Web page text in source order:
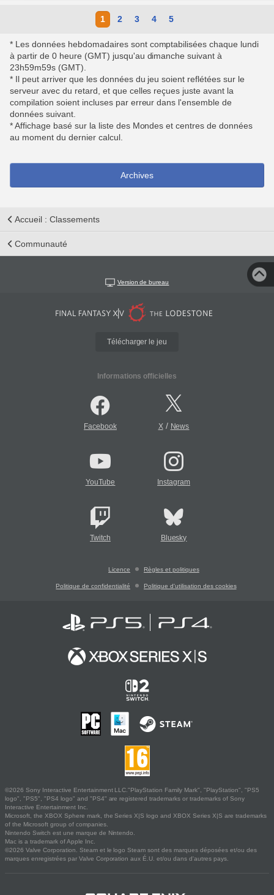
1 2 3 4 5
* Les données hebdomadaires sont comptabilisées chaque lundi
à partir de 0 heure (GMT) jusqu'au dimanche suivant à
23h59m59s (GMT).
* Il peut arriver que les données du jeu soient reflétées sur le
serveur avec du retard, et que celles reçues juste avant la
compilation soient incluses par erreur dans l'ensemble de
données suivant.
* Affichage basé sur la liste des Mondes et centres de données
au moment du dernier calcul.
Archives
Accueil : Classements
Communauté
Version de bureau
Télécharger le jeu
Informations officielles
Facebook X/ News
YouTube Instagram
Twitch Bluesky
Licence Règles et politiques
Politique de confidentialité Politique d'utilisation des cookies
©2026 Sony Interactive Entertainment LLC."PlayStation Family Mark", "PlayStation", "PS5
logo", "PS5", "PS4 logo" and "PS4" are registered trademarks or trademarks of Sony
Interactive Entertainment Inc.
Microsoft, the XBOX Sphere mark, the Series X|S logo and XBOX Series X|S are trademarks
of the Microsoft group of companies.
Nintendo Switch est une marque de Nintendo.
Mac is a trademark of Apple Inc.
©2026 Valve Corporation. Steam et le logo Steam sont des marques déposées et/ou des
marques enregistrées par Valve Corporation aux É.U. et/ou dans d'autres pays.